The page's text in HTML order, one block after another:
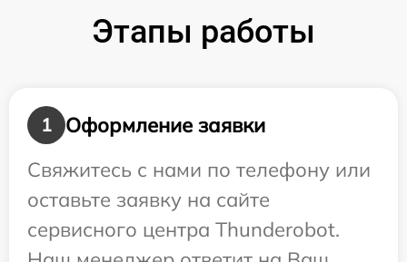
Этапы работы
1
Оформление заявки
Свяжитесь с нами по телефону или
оставьте заявку на сайте
сервисного центра Thunderobot.